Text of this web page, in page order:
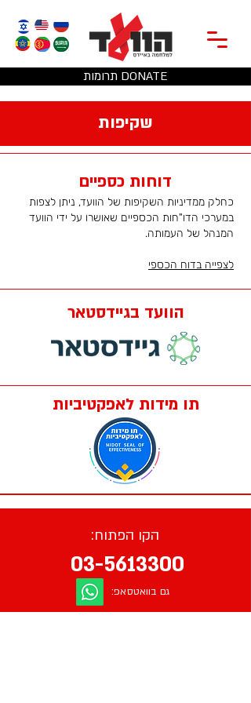
תרומות DONATE
שקיפות
דוחות כספיים
כחלק ממדיניות השקיפות של הוועד, ניתן לצפות
במערכי הדו"חות הכספיים שאושרו על ידי הוועד
המנהל של העמותה.
לצפייה בדוח הכספי
הוועד בגיידסטאר
תו מידות לאפקטיביות
הקו הפתוח:
03-5613300
גם בוואטסאפ: